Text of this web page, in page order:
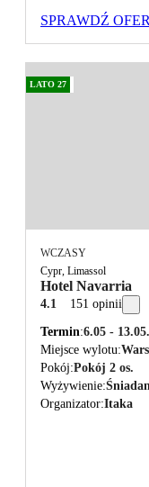
SPRAWDŹ
LATO 27
WCZASY
Cypr, Limassol
Hotel Navarria
4.1 151 opinii
Termin 6.05 -
Miejsce wylotu
Pokój Pokój 2 os.
Wyżywienie
Organizator Itaka